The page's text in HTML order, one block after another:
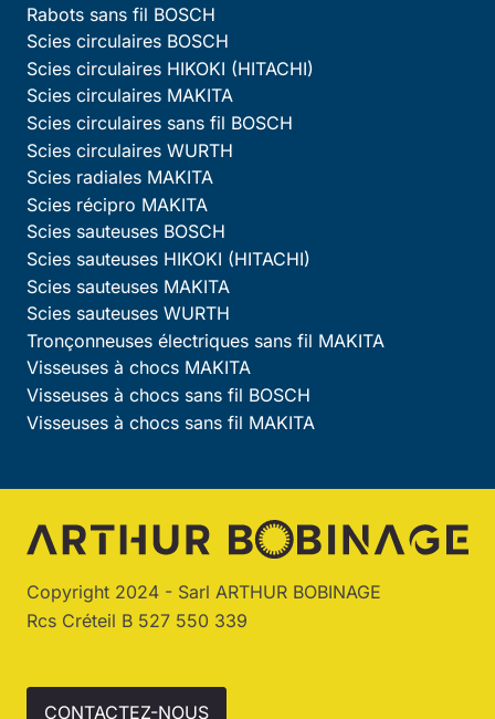
Rabots sans fil BOSCH
Scies circulaires BOSCH
Scies circulaires HIKOKI (HITACHI)
Scies circulaires MAKITA
Scies circulaires sans fil BOSCH
Scies circulaires WURTH
Scies radiales MAKITA
Scies récipro MAKITA
Scies sauteuses BOSCH
Scies sauteuses HIKOKI (HITACHI)
Scies sauteuses MAKITA
Scies sauteuses WURTH
Tronçonneuses électriques sans fil MAKITA
Visseuses à chocs MAKITA
Visseuses à chocs sans fil BOSCH
Visseuses à chocs sans fil MAKITA
Copyright 2024 - Sarl ARTHUR BOBINAGE
Rcs Créteil B 527 550 339
CONTACTEZ-NOUS